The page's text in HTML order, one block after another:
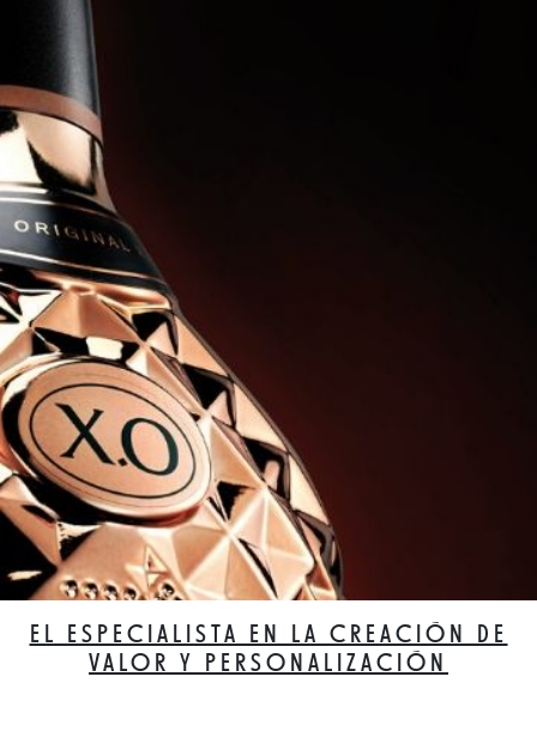
EL ESPECIALISTA EN LA CREACIÓN DE
VALOR Y PERSONALIZACIÓN